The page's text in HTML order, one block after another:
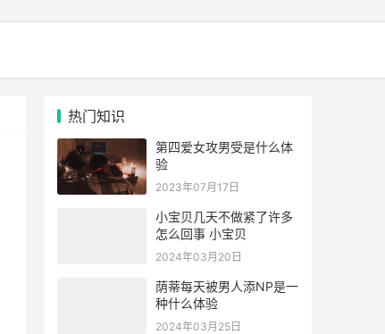
热门知识
第四爱女攻男受是什么体
验
2023年07月17日
小宝贝几天不做紧了许多
怎么回事 小宝贝
2024年03月20日
荫蒂每天被男人添NP是一
种什么体验
2024年03月25日